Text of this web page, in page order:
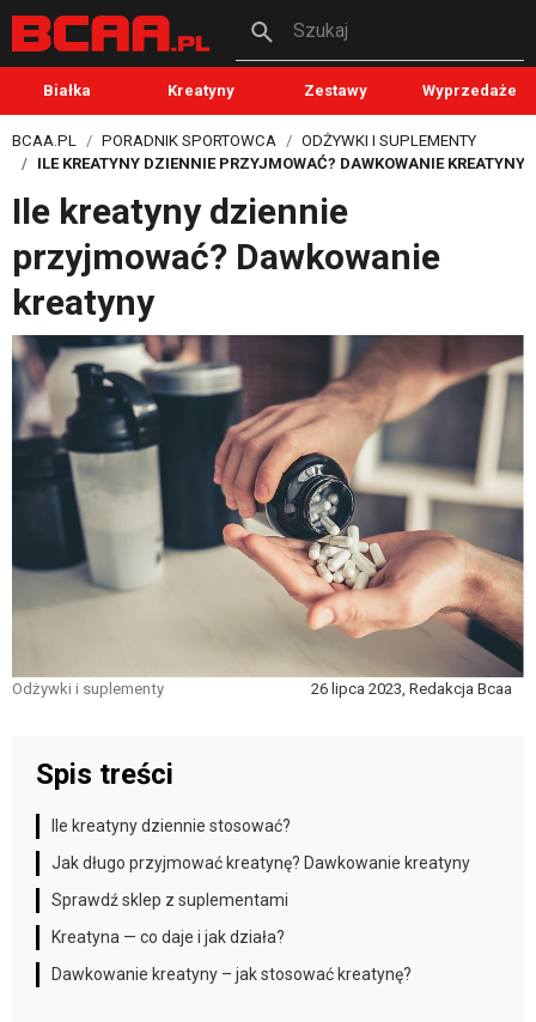
Szukaj
Białka Kreatyny Zestawy Wyprzedaże
BCAA.PL PORADNIK SPORTOWCA
ODŻYWKI I SUPLEMENTY
ILE KREATYNY DZIENNIE PRZYJMOWAĆ? DAWKOWANIE KREATYNY
Ile kreatyny dziennie
przyjmować? Dawkowanie
kreatyny
Odżywki i suplementy 26 lipca 2023, Redakcja Bcaa
Spis treści
Ile kreatyny dziennie stosować?
Jak długo przyjmować kreatynę? Dawkowanie kreatyny
Sprawdź sklep z suplementami
Kreatyna — co daje i jak działa?
Dawkowanie kreatyny – jak stosować kreatynę?